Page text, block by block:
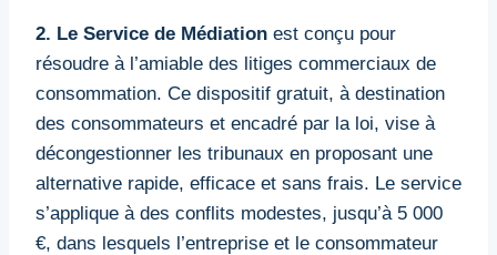
2. Le Service de Médiation est conçu pour
résoudre à l’amiable des litiges commerciaux de
consommation. Ce dispositif gratuit, à destination
des consommateurs et encadré par la loi, vise à
décongestionner les tribunaux en proposant une
alternative rapide, efficace et sans frais. Le service
s’applique à des conflits modestes, jusqu’à 5 000
€, dans lesquels l’entreprise et le consommateur